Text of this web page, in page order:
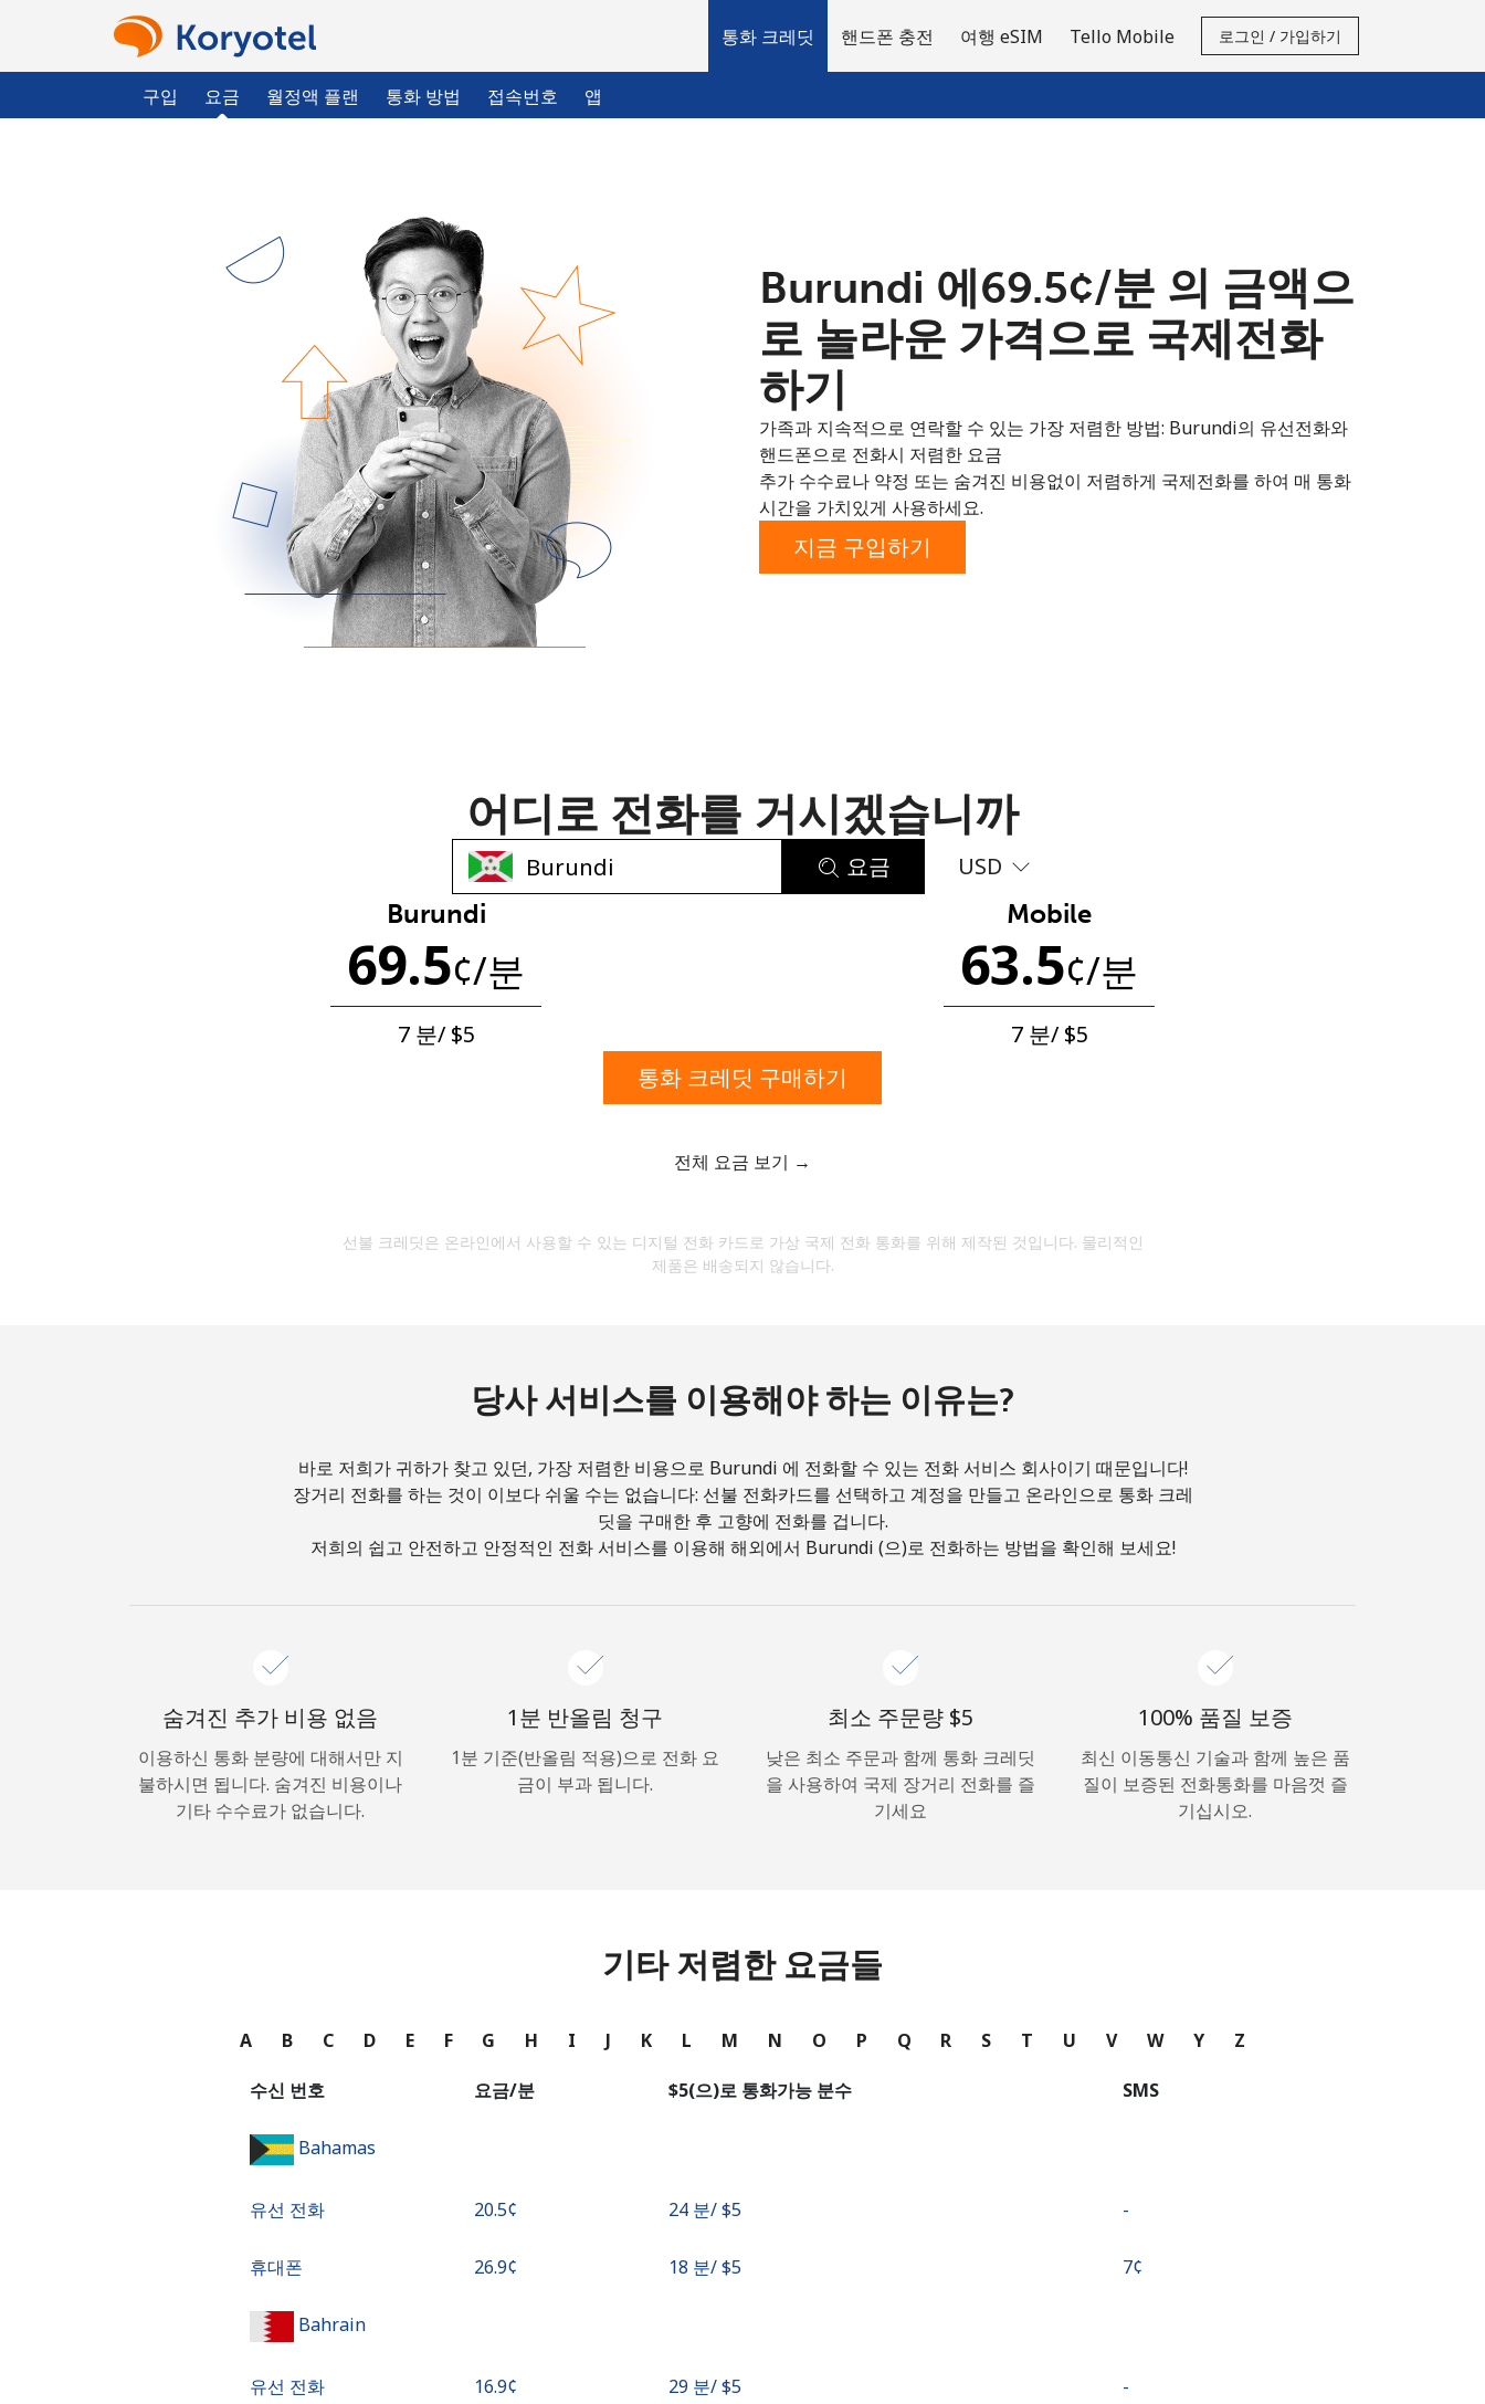
통화 크레딧
구입 요금 월정액 플랜 통화 방법 접속번호 앱
핸드폰 충전 여행 eSIM Tello Mobile 로그인 / 가입하기
이미 계정이 있으신가요?로그인하십시오 →
다음 계정으로 가입하기
저희와 연락을 유지하여 최고의 할인 혜택을 받으세요.
본 웹사이트에서 계정을 생성함으로써 본인은 이
가입하기
안녕하세요!
또
다음 계정으로 로그인하기
Burundi 에⁦69.5¢⁩/분 의 금액으
로 놀라운 가격으로 국제전화
하기
가족과 지속적으로 연락할 수 있는 가장 저렴한 방법: Burundi의 유선전화와
핸드폰으로 전화시 저렴한 요금
추가 수수료나 약정 또는 숨겨진 비용없이 저렴하게 국제전화를 하여 매 통화
시간을 가치있게 사용하세요.
지금 구입하기
어디로 전화를 거시겠습니까
요금 USD
Burundi
69.5¢/분
7 분/ ⁦$5⁩
Mobile
63.5¢/분
7 분/ ⁦$5⁩
통화 크레딧 구매하기
전체 요금 보기 →
선불 크레딧은 온라인에서 사용할 수 있는 디지털 전화 카드로 가상 국제 전화 통화를 위해 제작된 것입니다. 물리적인
제품은 배송되지 않습니다.
당사 서비스를 이용해야 하는 이유는?
바로 저희가 귀하가 찾고 있던, 가장 저렴한 비용으로 Burundi 에 전화할 수 있는 전화 서비스 회사이기 때문입니다!
장거리 전화를 하는 것이 이보다 쉬울 수는 없습니다: 선불 전화카드를 선택하고 계정을 만들고 온라인으로 통화 크레
딧을 구매한 후 고향에 전화를 겁니다.
저희의 쉽고 안전하고 안정적인 전화 서비스를 이용해 해외에서 Burundi (으)로 전화하는 방법을 확인해 보세요!
숨겨진 추가 비용 없음
이용하신 통화 분량에 대해서만 지
불하시면 됩니다. 숨겨진 비용이나
기타 수수료가 없습니다.
1분 반올림 청구
1분 기준(반올림 적용)으로 전화 요
금이 부과 됩니다.
최소 주문량 ⁦$5⁩
낮은 최소 주문과 함께 통화 크레딧
을 사용하여 국제 장거리 전화를 즐
기세요
100% 품질 보증
최신 이동통신 기술과 함께 높은 품
질이 보증된 전화통화를 마음껏 즐
기십시오.
기타 저렴한 요금들
A B C D E F G H I J K L M N O P Q R S T U V W Y Z
수신 번호 요금/분 ⁦$5⁩(으)로 통화가능 분수 SMS
Bahamas
유선 전화 ⁦20.5¢⁩ 24 분/ ⁦$5⁩ -
휴대폰 ⁦26.9¢⁩ 18 분/ ⁦$5⁩ ⁦7¢⁩
Bahrain
유선 전화 ⁦16.9¢⁩ 29 분/ ⁦$5⁩ -